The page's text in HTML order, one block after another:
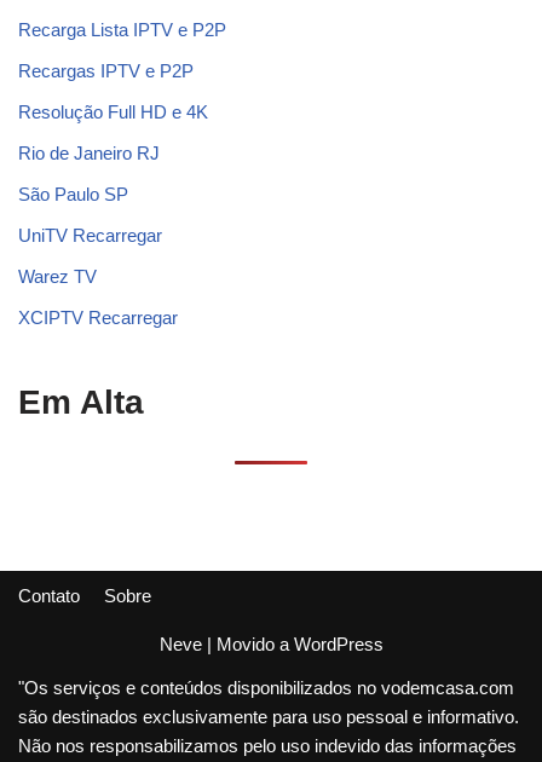
Recarga Lista IPTV e P2P
Recargas IPTV e P2P
Resolução Full HD e 4K
Rio de Janeiro RJ
São Paulo SP
UniTV Recarregar
Warez TV
XCIPTV Recarregar
Em Alta
Contato Sobre
Neve| Movido a WordPress
"Os serviços e conteúdos disponibilizados no vodemcasa.com
são destinados exclusivamente para uso pessoal e informativo.
Não nos responsabilizamos pelo uso indevido das informações